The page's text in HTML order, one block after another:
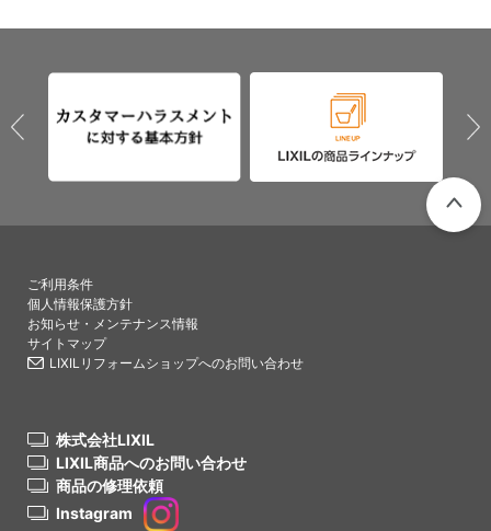
ご利用条件
個人情報保護方針
お知らせ・メンテナンス情報
サイトマップ
LIXILリフォームショップへのお問い合わせ
株式会社LIXIL
LIXIL商品へのお問い合わせ
商品の修理依頼
Instagram